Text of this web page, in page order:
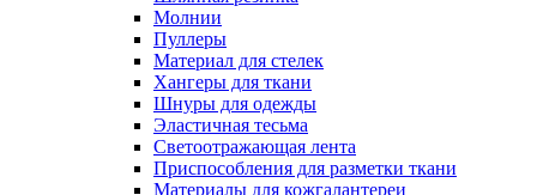
Молнии
Пуллеры
Материал для стелек
Хангеры для ткани
Шнуры для одежды
Эластичная тесьма
Светоотражающая лента
Приспособления для разметки ткани
Материалы для кожгалантереи